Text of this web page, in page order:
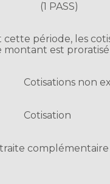
(1 PASS)
cette période, les
montant est
Cotisations non
Cotisation
complémentaire